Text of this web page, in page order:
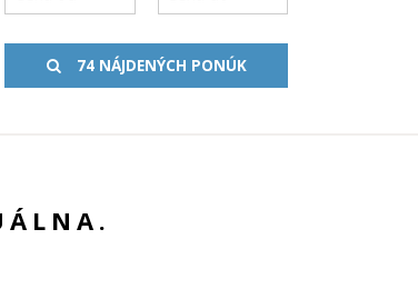
74 NÁJDENÝCH PONÚK